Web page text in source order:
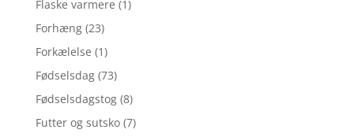
Flaske varmere (1)
Forhæng (23)
Forkælelse (1)
Fødselsdag (73)
Fødselsdagstog (8)
Futter og sutsko (7)